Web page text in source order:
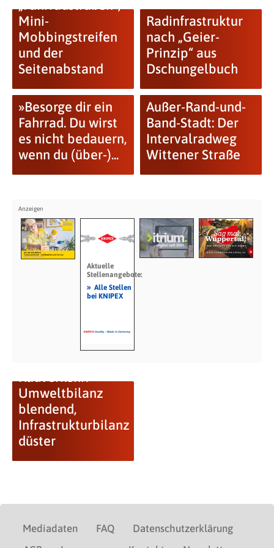
Mini-
Mobbingstreifen
und der
Seitenabstand
Radinfrastruktur
nach „Geier-
Prinzip“ aus
Dschungelbuch
»Besorge dir ein
Fahrrad. Du wirst
es nicht bedauern,
wenn du (über-)...
Außer-Rand-und-
Band-Stadt: Der
Intervalradweg
Wittener Straße
Aktuelle
Stellenangebote:
» Alle Stellen
bei KNIPEX
Umweltbilanz
blendend,
Infrastrukturbilanz
düster
Mediadaten FAQ
Datenschutzerklärung